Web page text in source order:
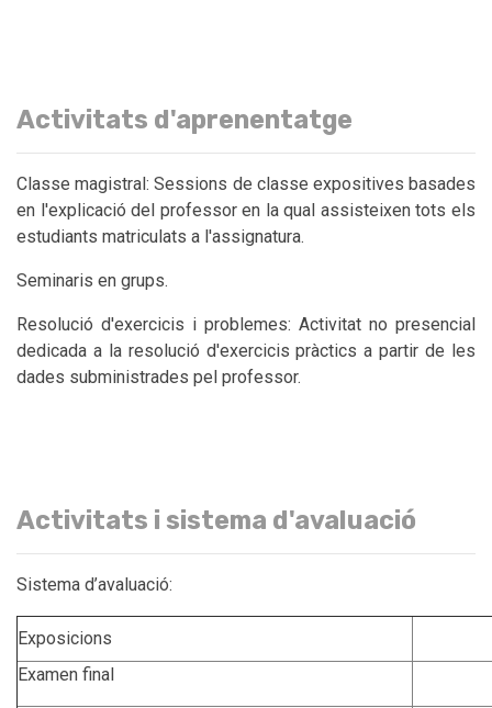
Activitats d'aprenentatge
Classe magistral: Sessions de classe expositives basades
en l'explicació del professor en la qual assisteixen tots els
estudiants matriculats a l'assignatura.
Seminaris en grups.
Resolució d'exercicis i problemes: Activitat no presencial
dedicada a la resolució d'exercicis pràctics a partir de les
dades subministrades pel professor.
Activitats i sistema d'avaluació
Sistema d’avaluació:
Exposicions
Examen final